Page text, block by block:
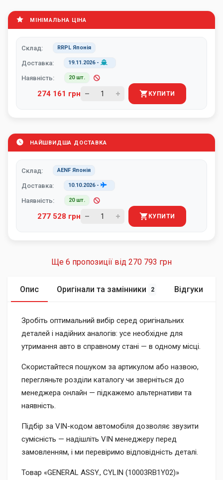
МІНІМАЛЬНА ЦІНА
Склад: RRPL Японія
Доставка: 19.11.2026-
Наявність: 20 шт.
274 161 грн КУПИТИ
НАЙШВИДША ДОСТАВКА
Склад: AENF Японія
Доставка: 10.10.2026-
Наявність: 20 шт.
277 528 грн КУПИТИ
Ще 6 пропозиції від 270 793 грн
Опис Оригінали та замінники 2 Відгуки
Зробіть оптимальний вибір серед оригінальних
деталей і надійних аналогів: усе необхідне для
утримання авто в справному стані — в одному місці.
Скористайтеся пошуком за артикулом або назвою,
перегляньте розділи каталогу чи зверніться до
менеджера онлайн — підкажемо альтернативи та
наявність.
Підбір за VIN-кодом автомобіля дозволяє звузити
сумісність — надішліть VIN менеджеру перед
замовленням, і ми перевіримо відповідність деталі.
Товар «GENERAL ASSY., CYLIN (10003RB1Y02)»